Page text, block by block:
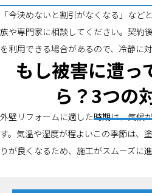
「今決めないと割引がなくなる」など
族や専門家に相談してください。契約
を利用できる場合があるので、冷静に対
もし被害に遭っ
ら？3つの
外壁リフォームに適した時期は、気候
す。気温や湿度が程よいこの季節は、
りが良くなるため、施工がスムーズに進